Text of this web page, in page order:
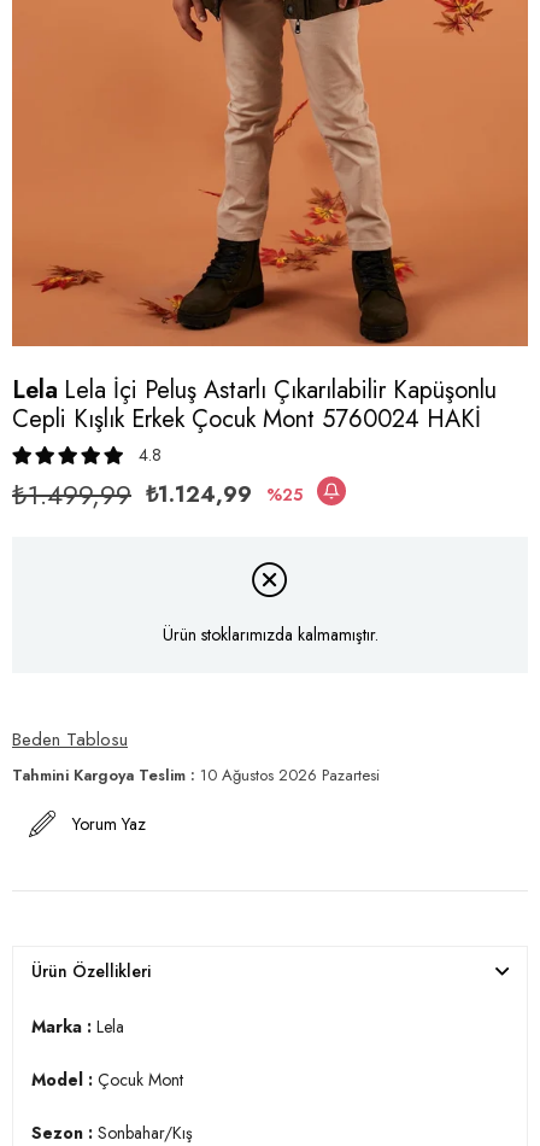
Lela Lela İçi Peluş Astarlı Çıkarılabilir Kapüşonlu
Cepli Kışlık Erkek Çocuk Mont 5760024 HAKİ
4.8
₺1.499,99 ₺1.124,99 25
Ürün stoklarımızda kalmamıştır.
Beden Tablosu
Tahmini Kargoya Teslim : 10 Ağustos 2026 Pazartesi
Yorum Yaz
Ürün Özellikleri
Marka : Lela
Model : Çocuk Mont
Sezon : Sonbahar/Kış